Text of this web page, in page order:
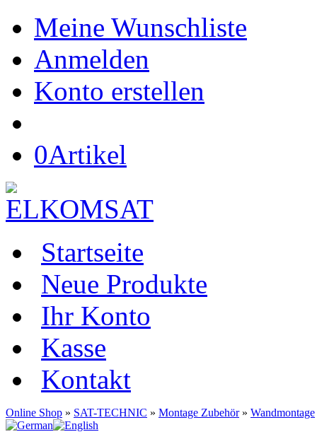
Meine Wunschliste
Anmelden
Konto erstellen
0Artikel
Startseite
Neue Produkte
Ihr Konto
Kasse
Kontakt
Online Shop » SAT-TECHNIC » Montage Zubehör» Wandmontage